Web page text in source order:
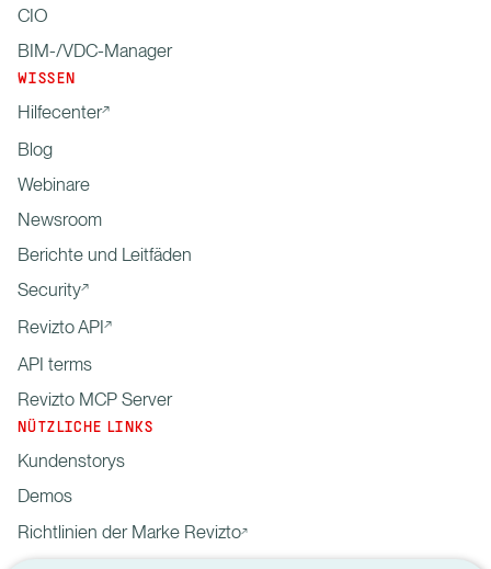
CIO
BIM-/VDC-Manager
WISSEN
Hilfecenter
Blog
Webinare
Newsroom
Berichte und Leitfäden
Security
Revizto API
API terms
Revizto MCP Server
NÜTZLICHE LINKS
Kundenstorys
Demos
Richtlinien der Marke Revizto